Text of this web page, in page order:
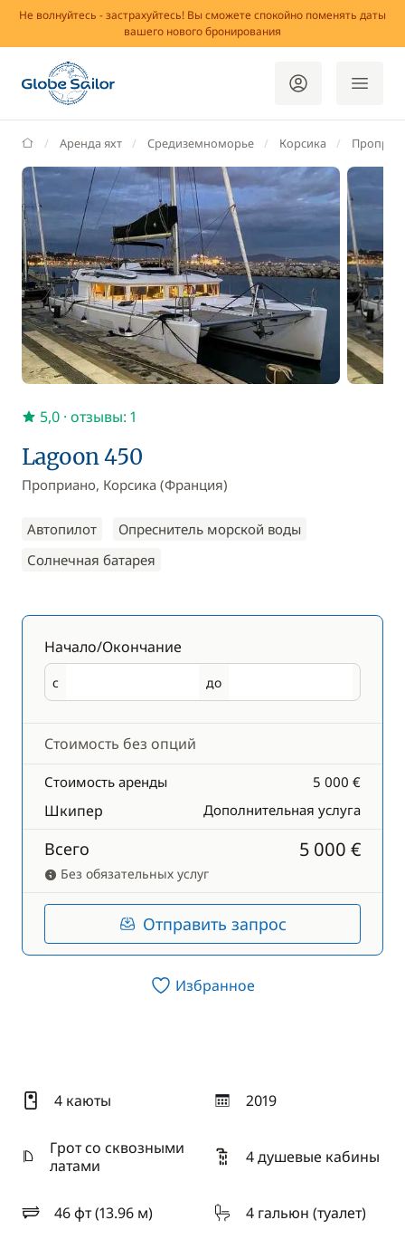
Не волнуйтесь - застрахуйтесь! Вы сможете спокойно поменять даты
вашего нового бронирования
GlobeSailor
Аренда яхт Средиземноморье Корсика
Lagoon 450
Проприано, Корсика (Франция)
Автопилот
Опреснитель морской воды
Солнечная батарея
5,0 · отзывы: 1
Начало/Окончание
с
Начало до
Окончание
Стоимость без опций
Стоимость аренды 5 000 €
Шкипер Дополнительная услуга
Всего 5 000 €
Без обязательных услуг
Отправить запрос
Избранное
4 каюты 2019
год
Грот со сквозными
латами
4 душевые кабины
46 фт (13.96 м)
длина 4 гальюн (туалет)